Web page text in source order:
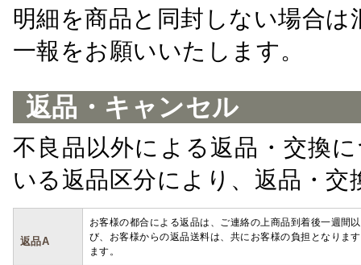
明細を商品と同封しない場合
一報をお願いいたします。
返品・キャンセル
不良品以外による返品・交換
いる返品区分により、返品・
返品A
お客様の都合による返品は、ご連絡の上商品到着後一週間
び、お客様からの返品送料は、共にお客様の負担となりま
ます。